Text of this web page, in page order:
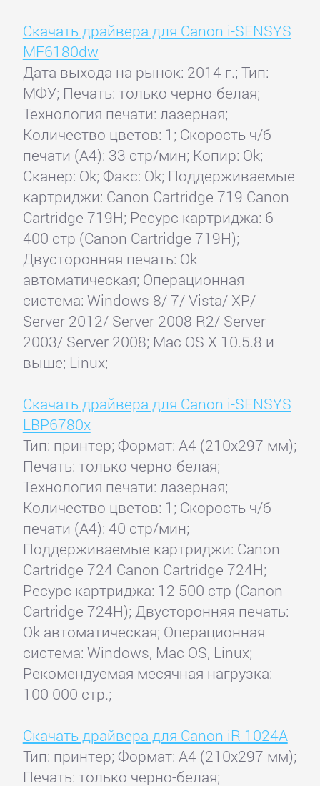
Скачать драйвера для Canon i-SENSYS
MF6180dw
Дата выхода на рынок: 2014 г.; Тип:
МФУ; Печать: только черно-белая;
Технология печати: лазерная;
Количество цветов: 1; Скорость ч/б
печати (А4): 33 стр/мин; Копир: Ok;
Сканер: Ok; Факс: Ok; Поддерживаемые
картриджи: Canon Cartridge 719 Canon
Cartridge 719H; Ресурс картриджа: 6
400 стр (Canon Cartridge 719H);
Двусторонняя печать: Ok
автоматическая; Операционная
система: Windows 8/ 7/ Vista/ XP/
Server 2012/ Server 2008 R2/ Server
2003/ Server 2008; Mac OS X 10.5.8 и
выше; Linux;
Скачать драйвера для Canon i-SENSYS
LBP6780x
Тип: принтер; Формат: A4 (210x297 мм);
Печать: только черно-белая;
Технология печати: лазерная;
Количество цветов: 1; Скорость ч/б
печати (А4): 40 стр/мин;
Поддерживаемые картриджи: Canon
Cartridge 724 Canon Cartridge 724H;
Ресурс картриджа: 12 500 стр (Canon
Cartridge 724H); Двусторонняя печать:
Ok автоматическая; Операционная
система: Windows, Mac OS, Linux;
Рекомендуемая месячная нагрузка:
100 000 стр.;
Скачать драйвера для Canon iR 1024A
Тип: принтер; Формат: A4 (210x297 мм);
Печать: только черно-белая;